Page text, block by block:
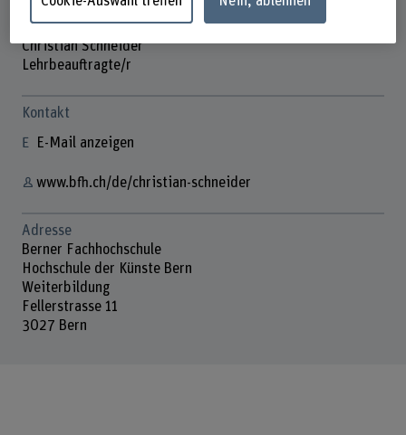
Christian Schneider
Lehrbeauftragte/r
Kontakt
E-Mail anzeigen
www.bfh.ch/de/christian-schneider
Adresse
Berner Fachhochschule
Hochschule der Künste Bern
Weiterbildung
Fellerstrasse 11
3027 Bern